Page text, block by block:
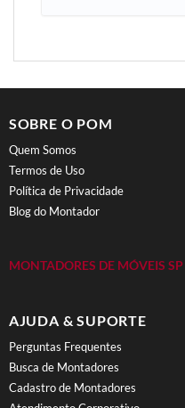
SOBRE O POM
Quem Somos
Termos de Uso
Política de Privacidade
Blog do Montador
MONTADORES DE MÓVEIS SP
AJUDA & SUPORTE
Perguntas Frequentes
Busca de Montadores
Cadastro de Montadores